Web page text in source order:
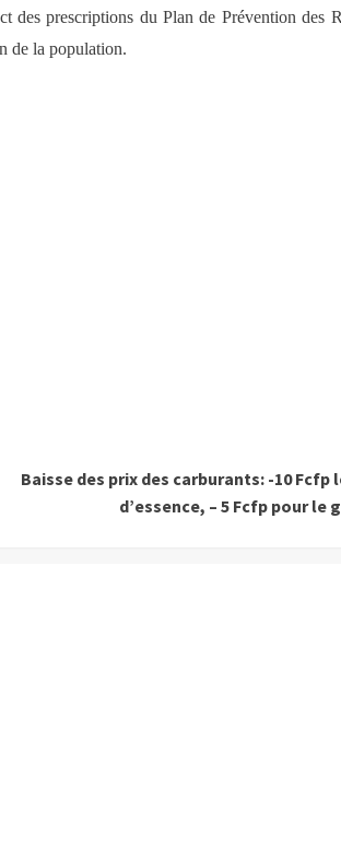
des prescriptions du Plan de Prévention des
de la population.
Baisse des prix des carburants: -10 Fcfp
d’essence, – 5 Fcfp pour le